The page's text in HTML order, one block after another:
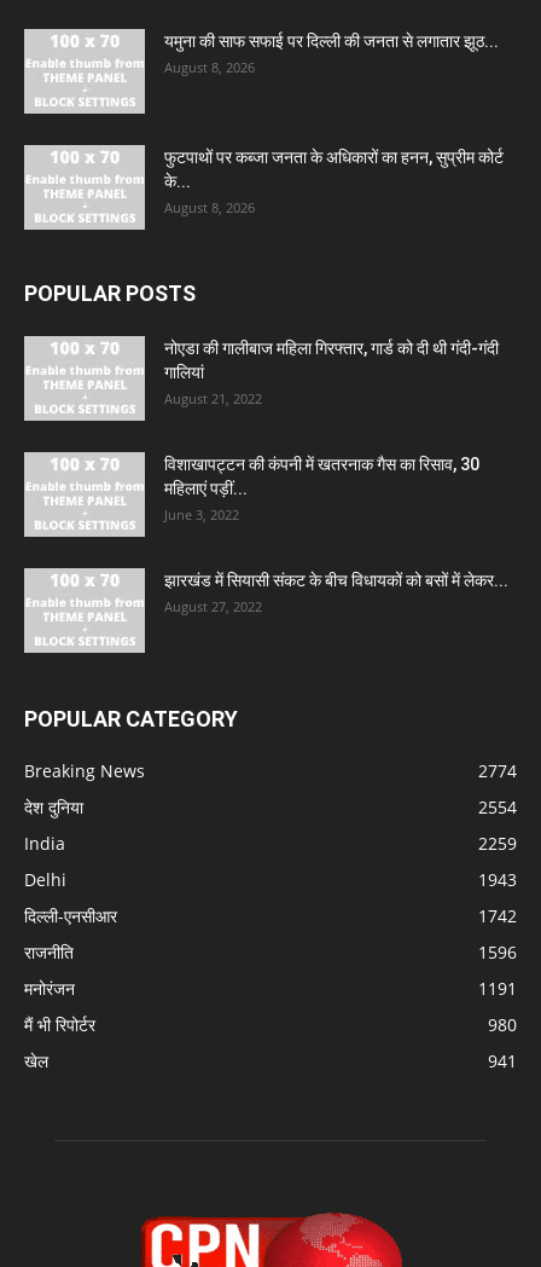
यमुना की साफ सफाई पर दिल्ली की जनता से लगातार झूठ...
August 8, 2026
फुटपाथों पर कब्जा जनता के अधिकारों का हनन, सुप्रीम कोर्ट
के...
August 8, 2026
POPULAR POSTS
नोएडा की गालीबाज महिला गिरफ्तार, गार्ड को दी थी गंदी-गंदी
गालियां
August 21, 2022
विशाखापट्टन की कंपनी में खतरनाक गैस का रिसाव, 30
महिलाएं पड़ीं...
June 3, 2022
झारखंड में सियासी संकट के बीच विधायकों को बसों में लेकर...
August 27, 2022
POPULAR CATEGORY
Breaking News
2774
देश दुनिया
2554
India
2259
Delhi
1943
दिल्ली-एनसीआर
1742
राजनीति
1596
मनोरंजन
1191
मैं भी रिपोर्टर
980
खेल
941